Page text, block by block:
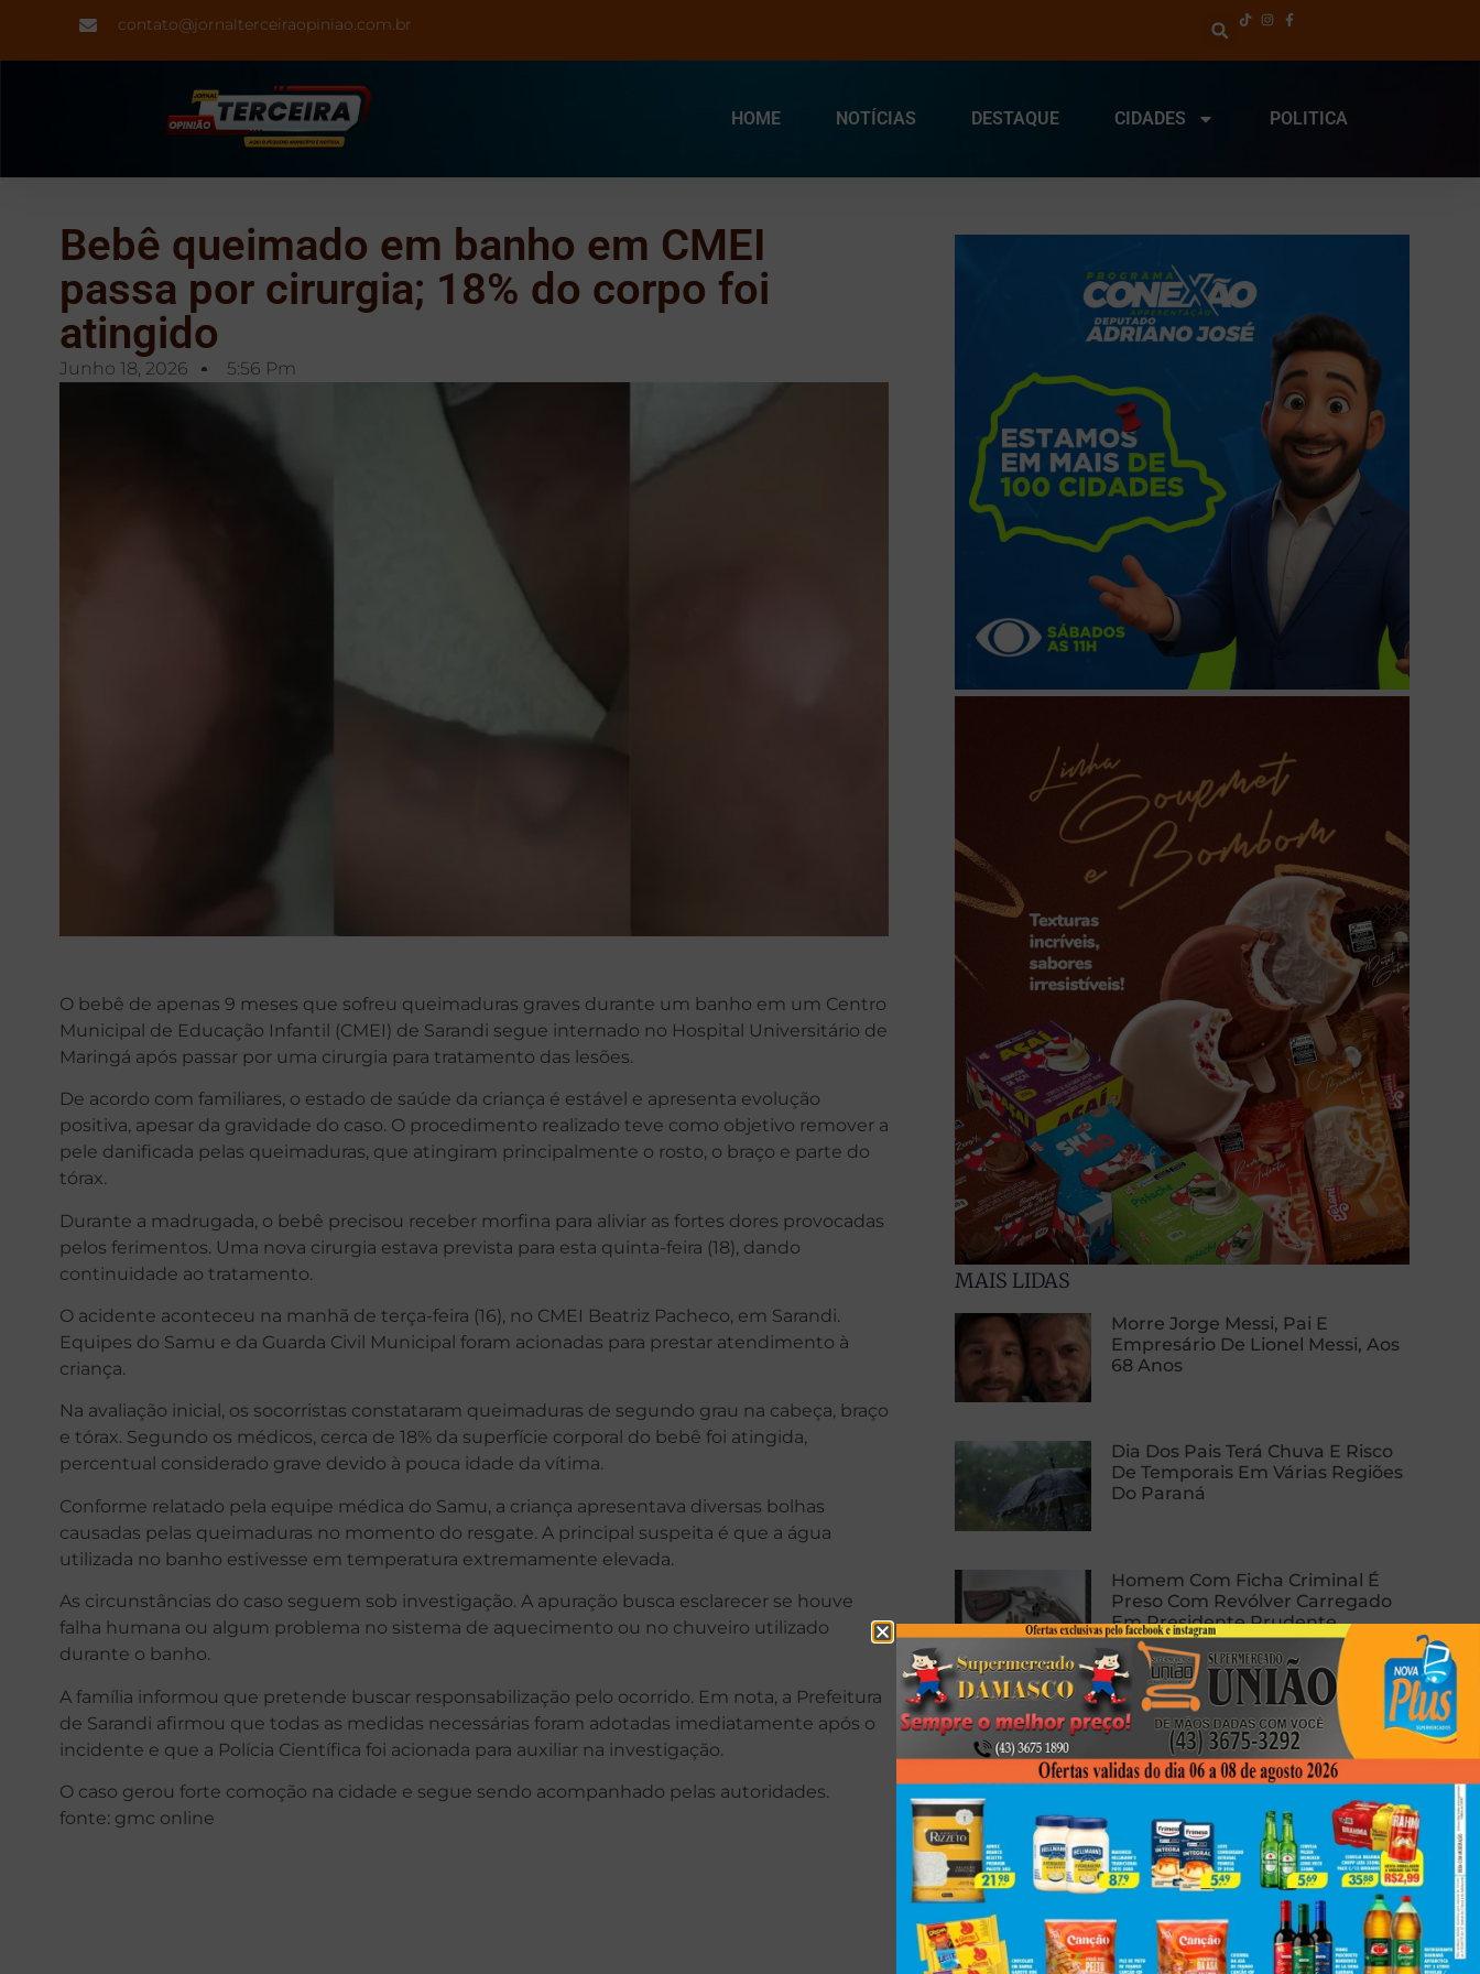
contato@jornalterceiraopiniao.com.br
HOME NOTÍCIAS DESTAQUE CIDADES POLITICA
Bebê queimado em banho em CMEI
passa por cirurgia; 18% do corpo foi
atingido
Junho 18, 2026 5:56 Pm
O bebê de apenas 9 meses que sofreu queimaduras graves durante um banho em um Centro
Municipal de Educação Infantil (CMEI) de Sarandi segue internado no Hospital Universitário de
Maringá após passar por uma cirurgia para tratamento das lesões.
De acordo com familiares, o estado de saúde da criança é estável e apresenta evolução
positiva, apesar da gravidade do caso. O procedimento realizado teve como objetivo remover a
pele danificada pelas queimaduras, que atingiram principalmente o rosto, o braço e parte do
tórax.
Durante a madrugada, o bebê precisou receber morfina para aliviar as fortes dores provocadas
pelos ferimentos. Uma nova cirurgia estava prevista para esta quinta-feira (18), dando
continuidade ao tratamento.
O acidente aconteceu na manhã de terça-feira (16), no CMEI Beatriz Pacheco, em Sarandi.
Equipes do Samu e da Guarda Civil Municipal foram acionadas para prestar atendimento à
criança.
Na avaliação inicial, os socorristas constataram queimaduras de segundo grau na cabeça, braço
e tórax. Segundo os médicos, cerca de 18% da superfície corporal do bebê foi atingida,
percentual considerado grave devido à pouca idade da vítima.
Conforme relatado pela equipe médica do Samu, a criança apresentava diversas bolhas
causadas pelas queimaduras no momento do resgate. A principal suspeita é que a água
utilizada no banho estivesse em temperatura extremamente elevada.
As circunstâncias do caso seguem sob investigação. A apuração busca esclarecer se houve
falha humana ou algum problema no sistema de aquecimento ou no chuveiro utilizado
durante o banho.
A família informou que pretende buscar responsabilização pelo ocorrido. Em nota, a Prefeitura
de Sarandi afirmou que todas as medidas necessárias foram adotadas imediatamente após o
incidente e que a Polícia Científica foi acionada para auxiliar na investigação.
O caso gerou forte comoção na cidade e segue sendo acompanhado pelas autoridades.
fonte: gmc online
MAIS LIDAS
Morre Jorge Messi, Pai E
Empresário De Lionel Messi, Aos
68 Anos
Dia Dos Pais Terá Chuva E Risco
De Temporais Em Várias Regiões
Do Paraná
Homem Com Ficha Criminal É
Preso Com Revólver Carregado
Em Presidente Prudente
Carro E Caminhão Batem Na PR-
463, Em Colorado, E Motorista
Fica Ferido